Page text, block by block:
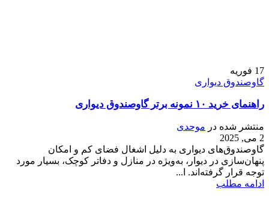
17 فوریه
گاوصندوق دیواری
راهنمای خرید ۱۰ نمونه برتر گاوصندوق دیواری
منتشر شده در موحدی
2 می, 2025
گاوصندوق‌های دیواری به دلیل اشغال فضای کم و امکان
پنهان‌سازی در دیوار، به‌ویژه در منازل و دفاتر کوچک، بسیار مورد
توجه قرار گرفته‌اند. ا...
ادامه مطلب